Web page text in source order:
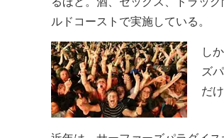
ルドコーストで実施している。
し
ズ
だ